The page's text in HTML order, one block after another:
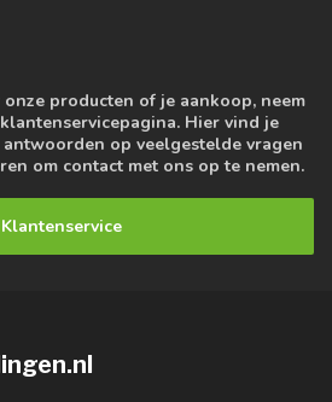
producten of je aankoop, neem
Hier vind je
op veelgestelde vragen
om contact met ons op te nemen.
Klantenservice